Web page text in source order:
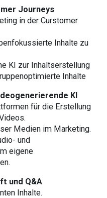
Journeys
in der Curstomer
Inhalte zu
KI zur Inhaltserstellung
Inhalte
KI
für die Erstellung
Medien im Marketing.
und
eigene
und Q&A
Inhalte.